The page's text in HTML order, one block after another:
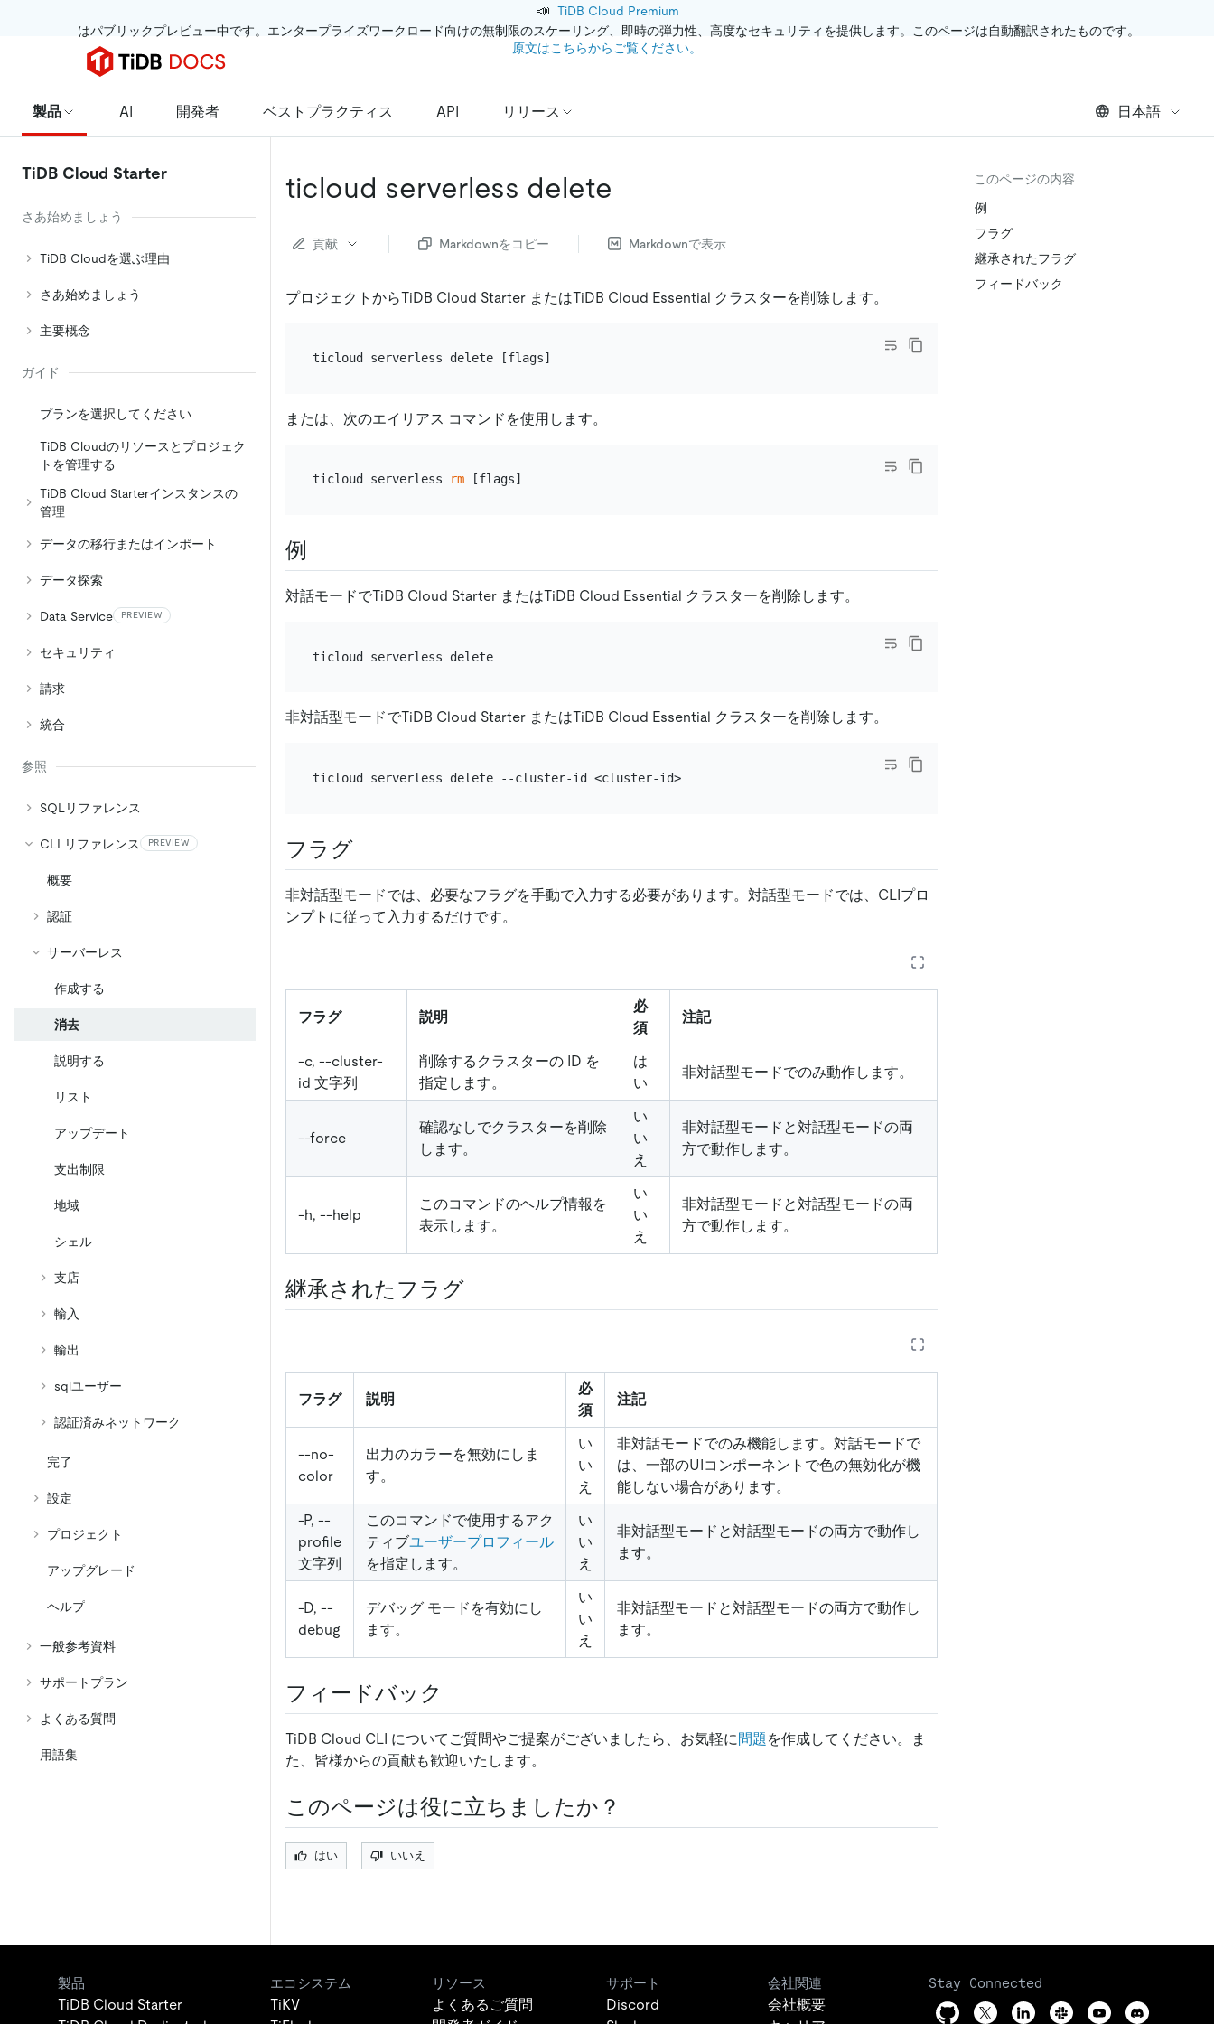
📣 TiDB Cloud Premium
はパブリックプレビュー中です。エンタープライズワークロード向けの無制限のスケーリング、即時の弾力性、高度なセキュリティを提供します。このページは自動翻訳されたものです。
原文はこちらからご覧ください。
製品 AI 開発者 ベストプラクティス API リリース 日本語
TiDB Cloud Starter
さあ始めましょう
TiDB Cloudを選ぶ理由
さあ始めましょう
主要概念
ガイド
プランを選択してください
TiDB Cloudのリソースとプロジェク
トを管理する
TiDB Cloud Starterインスタンスの
管理
データの移行またはインポート
データ探索
Data Service PREVIEW
セキュリティ
請求
統合
参照
SQLリファレンス
CLI リファレンス PREVIEW
概要
認証
サーバーレス
作成する
消去
説明する
リスト
アップデート
支出制限
地域
シェル
支店
輸入
輸出
sqlユーザー
認証済みネットワーク
完了
設定
プロジェクト
アップグレード
ヘルプ
一般参考資料
サポートプラン
よくある質問
用語集
ticloud serverless delete
貢献 Markdownをコピー Markdownで表示
プロジェクトからTiDB Cloud Starter またはTiDB Cloud Essential クラスターを削除します。
または、次のエイリアス コマンドを使用します。
ticloud serverless rm
例
対話モードでTiDB Cloud Starter またはTiDB Cloud Essential クラスターを削除します。
ticloud serverless delete
非対話型モードでTiDB Cloud Starter またはTiDB Cloud Essential クラスターを削除します。
ticloud serverless delete --cluster-id <cluster-id>
フラグ
非対話型モードでは、必要なフラグを手動で入力する必要があります。対話型モードでは、CLIプロ
ンプトに従って入力するだけです。
フラグ 説明
必
須
注記
-c, --cluster-
id 文字列
削除するクラスターの ID を
指定します。
は
い
非対話型モードでのみ動作します。
--force
確認なしでクラスターを削除
します。
い
い
え
非対話型モードと対話型モードの両
方で動作します。
-h, --help
このコマンドのヘルプ情報を
表示します。
い
い
え
非対話型モードと対話型モードの両
方で動作します。
継承されたフラグ
フラグ 説明
必
須
注記
--no-
color
出力のカラーを無効にしま
す。
い
い
え
非対話モードでのみ機能します。対話モードで
は、一部のUIコンポーネントで色の無効化が機
能しない場合があります。
-P, --
profile
文字列
このコマンドで使用するアク
ティブユーザープロフィール
を指定します。
い
い
え
非対話型モードと対話型モードの両方で動作し
ます。
-D, --
debug
デバッグ モードを有効にし
ます。
い
い
え
非対話型モードと対話型モードの両方で動作し
ます。
フィードバック
TiDB Cloud CLI についてご質問やご提案がございましたら、お気軽に問題を作成してください。ま
た、皆様からの貢献も歓迎いたします。
このページは役に立ちましたか？
はい いいえ
このページの内容
例
フラグ
継承されたフラグ
フィードバック
製品
TiDB Cloud Starter
エコシステム
TiKV
リソース
よくあるご質問
サポート
Discord
会社関連
会社概要
Stay Connected